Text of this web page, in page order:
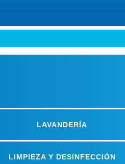
LAVANDERÍA
LIMPIEZA Y DESINFECCIÓN